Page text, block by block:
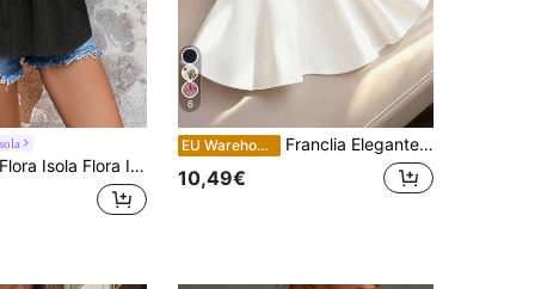
Flora Isola Flora Isola Urlaubs-Lässig vielseitiges einfarbiges Trägerhemd
6
EU Warehouse Franclia Elegante Blusen für Damen Urlaubsoutfits Damenoberteil schwarz Bluse schwarz Ausgeh-Top Party-Top Karnevalskostüm Valentinstag Outfits für Damen Sommertops Bandeau-Top, Off-Shoulder Sexy Top
10,49€